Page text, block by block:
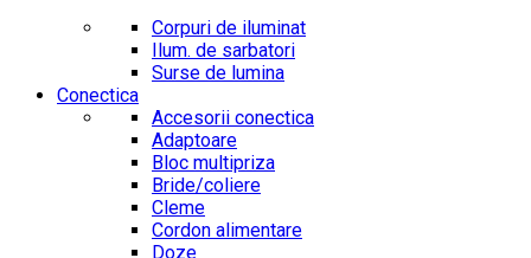
Corpuri de iluminat
Ilum. de sarbatori
Surse de lumina
Conectica
Accesorii conectica
Adaptoare
Bloc multipriza
Bride/coliere
Cleme
Cordon alimentare
Doze